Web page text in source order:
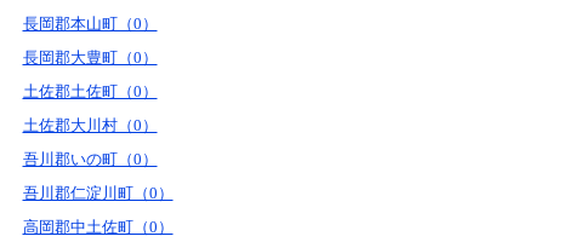
長岡郡本山町（0）
長岡郡大豊町（0）
土佐郡土佐町（0）
土佐郡大川村（0）
吾川郡いの町（0）
吾川郡仁淀川町（0）
高岡郡中土佐町（0）